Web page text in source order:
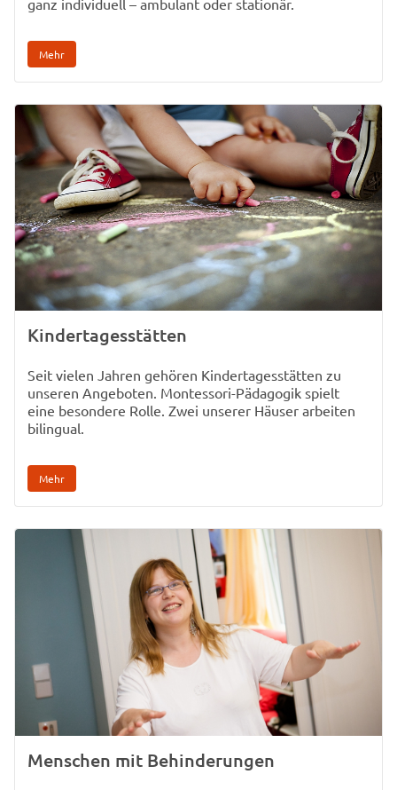
Mehr
Kindertagesstätten
Seit vielen Jahren gehören Kindertagesstätten zu
unseren Angeboten. Montessori-Pädagogik spielt
eine besondere Rolle. Zwei unserer Häuser arbeiten
bilingual.
Mehr
Menschen mit Behinderungen